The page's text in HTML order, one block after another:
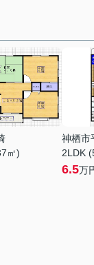
㎡)
神栖市
2LDK
6.5万